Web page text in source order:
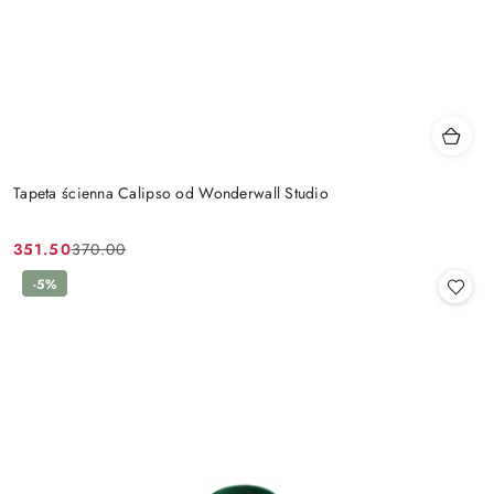
Tapeta ścienna Calipso od Wonderwall Studio
Cena
promocyjna:
351.50
Cena
przed
370.00
-5%